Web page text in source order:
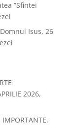
”Sfintei
Isus, 26
2026,
IMPORTANTE,